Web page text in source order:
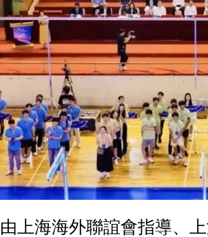
上海海外聯誼會指導、